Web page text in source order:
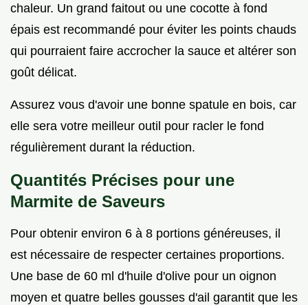
chaleur. Un grand faitout ou une cocotte à fond
épais est recommandé pour éviter les points chauds
qui pourraient faire accrocher la sauce et altérer son
goût délicat.
Assurez vous d'avoir une bonne spatule en bois, car
elle sera votre meilleur outil pour racler le fond
régulièrement durant la réduction.
Quantités Précises pour une
Marmite de Saveurs
Pour obtenir environ 6 à 8 portions généreuses, il
est nécessaire de respecter certaines proportions.
Une base de 60 ml d'huile d'olive pour un oignon
moyen et quatre belles gousses d'ail garantit que les